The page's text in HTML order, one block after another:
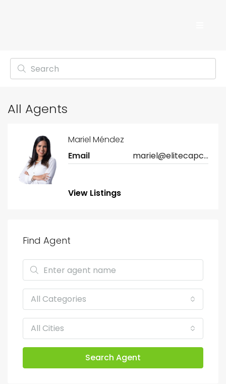
All Agents
Mariel Méndez
Email
mariel@elitecapcana.com
View Listings
Find Agent
All Categories
All Cities
Search Agent